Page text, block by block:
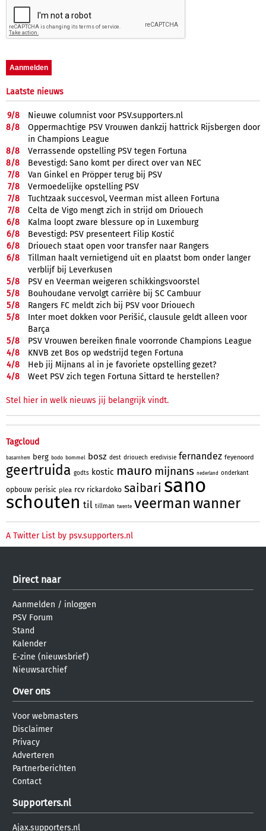
Laatste nieuws
9/8
Nieuwe columnist voor PSV.supporters.nl
8/8
Oppermachtige PSV Vrouwen dankzij hattrick Rijsbergen door
in Champions League
8/8
Verrassende opstelling PSV tegen Fortuna
8/8
Bevestigd: Sano komt per direct over van NEC
7/8
Van Ginkel en Pröpper terug bij PSV
7/8
Vermoedelijke opstelling PSV
7/8
Tuchtzaak succesvol, Veerman mist alleen Fortuna
7/8
Celta de Vigo mengt zich in strijd om Driouech
6/8
Kalma loopt zware blessure op in Luxemburg
6/8
Bevestigd: PSV presenteert Filip Kostić
6/8
Driouech staat open voor transfer naar Rangers
6/8
Tillman haalt vernietigend uit en plaatst bom onder langer
verblijf bij Leverkusen
5/8
PSV en Veerman weigeren schikkingsvoorstel
5/8
Bouhoudane vervolgt carrière bij SC Cambuur
5/8
Rangers FC meldt zich bij PSV voor Driouech
5/8
Inter moet dokken voor Perišić, clausule geldt alleen voor
Barça
5/8
PSV Vrouwen bereiken finale voorronde Champions League
4/8
KNVB zet Bos op wedstrijd tegen Fortuna
4/8
Heb jij Mijnans al in je favoriete opstelling gezet?
4/8 Weet PSV zich tegen Fortuna Sittard te herstellen?
Stel hier in welk nieuws jij belangrijk vindt.
Tagcloud
basarnhem berg bodo bommel bosz dest driouech eredivisie fernandez feyenoord
geertruida godts kostic mauro mijnans nederland onderkant
opbouw perisic plea rcv rickardoko saibari sano
schouten til tillman twente veerman wanner
A Twitter List by psv.supporters.nl
Direct naar
Aanmelden / inloggen
PSV Forum
Stand
Kalender
E-zine (nieuwsbrief)
Nieuwsarchief
Over ons
Voor webmasters
Disclaimer
Privacy
Adverteren
Partnerberichten
Contact
Supporters.nl
Ajax.supporters.nl